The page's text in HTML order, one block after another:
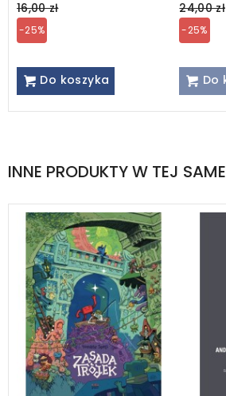
price
16,00 zł
-25%
Do koszyka
price
24,00 zł
-25%
Do
INNE PRODUKTY W TEJ